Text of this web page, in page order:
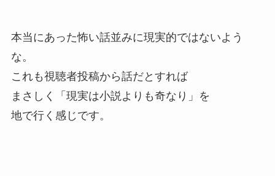
本当にあった怖い話並みに現実的ではないよう
な。
これも視聴者投稿から話だとすれば
まさしく「現実は小説よりも奇なり」を
地で行く感じです。